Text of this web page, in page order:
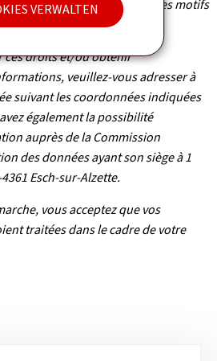
VERWALTEN
vous pouvez, pour des motifs
ces droits et/ou obtenir
veuillez-vous adresser à
suivant les coordonnées indiquées
également la possibilité
auprès de la Commission
des données ayant son siège à 1
Esch-sur-Alzette.
vous acceptez que vos
traitées dans le cadre de votre